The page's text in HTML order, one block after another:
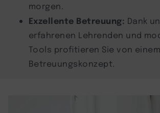
morgen.
Exzellente Betreuung: Dank
erfahrenen Lehrenden und
Tools profitieren Sie von
Betreuungskonzept.